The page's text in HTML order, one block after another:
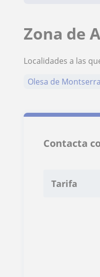
Zona de
Localidades a las
Olesa de
Contacta
Tarifa